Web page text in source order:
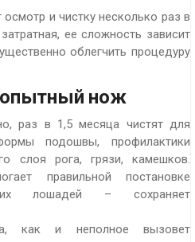
и чистку несколько раз в
ее сложность зависит
облегчить процедуру
нож
раз в 1,5 месяца чистят для
подошвы, профилактики
слоя рога, грязи, камешков.
правильной постановке
лошадей – сохраняет
как и неполное вызовет